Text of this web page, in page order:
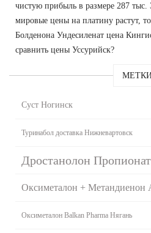
чистую прибыль в размере 287 тыс.
мировые цены на платину растут,
Болденона Ундесиленат цена
сравнить цены Уссурийск?
Суст Ногинск
Туринабол доставка Нижневартовск
Дростанолон
Оксиметалон + Метандиенон
Оксиметалон Balkan Pharma Нягань